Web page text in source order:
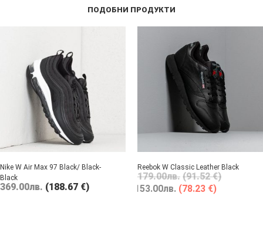
ПОДОБНИ ПРОДУКТИ
Nike W Air Max 97 Black/ Black-
Black
369.00лв. (188.67 €)
Reebok W Classic Leather Black
179.00лв. (91.52 €)
153.00лв. (78.23 €)